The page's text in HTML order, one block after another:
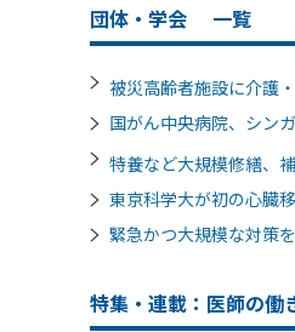
団体・学会 一覧
被災高齢者施設に介護
国がん中央病院、シン
特養など大規模修繕
東京科学大が初の心
緊急かつ大規模な対
特集・連載：医師の